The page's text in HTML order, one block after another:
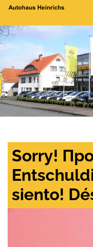
Sorry!
siento!